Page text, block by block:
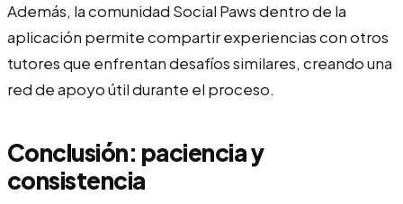
Además, la comunidad Social Paws dentro de la
aplicación permite compartir experiencias con otros
tutores que enfrentan desafíos similares, creando una
red de apoyo útil durante el proceso.
Conclusión: paciencia y
consistencia